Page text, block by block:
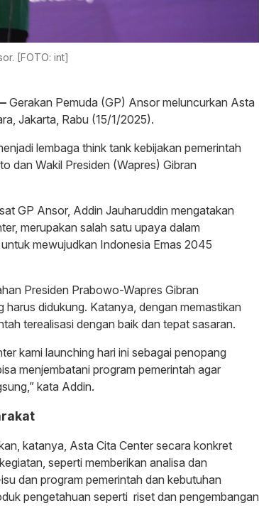
[FOTO: int]
Gerakan Pemuda (GP) Ansor meluncurkan Asta
Jakarta, Rabu (15/1/2025).
lembaga think tank kebijakan pemerintah
dan Wakil Presiden (Wapres) Gibran
GP Ansor, Addin Jauharuddin mengatakan
merupakan salah satu upaya dalam
mewujudkan Indonesia Emas 2045
Presiden Prabowo-Wapres Gibran
harus didukung. Katanya, dengan memastikan
terealisasi dengan baik dan tepat sasaran.
kami launching hari ini sebagai penopang
menjembatani program pemerintah agar
kata Addin.
katanya, Asta Cita Center secara konkret
seperti memberikan analisa dan
dan program pemerintah dan kebutuhan
pengetahuan seperti riset dan pengembangan